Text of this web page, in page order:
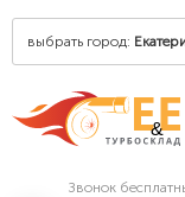
выбрать город:
&
Звонок